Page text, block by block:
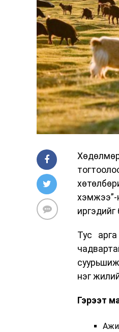
иргэдийг
Тус
нэг
Гэрээт